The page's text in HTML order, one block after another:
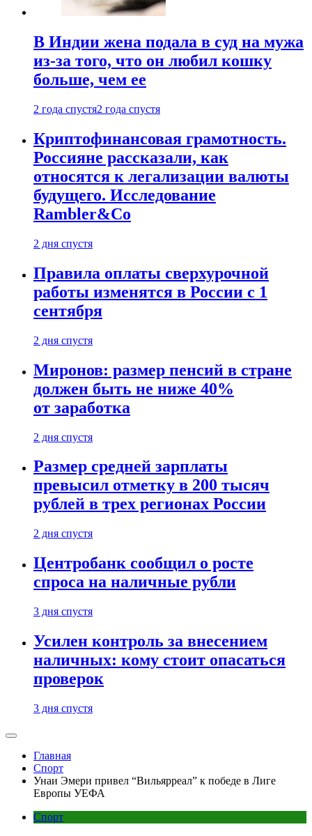
В Индии жена подала в суд на мужа
из-за того, что он любил кошку
больше, чем ее
2 года спустя2 года спустя
Криптофинансовая грамотность.
Россияне рассказали, как
относятся к легализации валюты
будущего. Исследование
Rambler&Co
2 дня спустя
Правила оплаты сверхурочной
работы изменятся в России с 1
сентября
2 дня спустя
Миронов: размер пенсий в стране
должен быть не ниже 40%
от заработка
2 дня спустя
Размер средней зарплаты
превысил отметку в 200 тысяч
рублей в трех регионах России
2 дня спустя
Центробанк сообщил о росте
спроса на наличные рубли
3 дня спустя
Усилен контроль за внесением
наличных: кому стоит опасаться
проверок
3 дня спустя
Главная
Спорт
Унаи Эмери привел “Вильярреал” к победе в Лиге
Европы УЕФА
Спорт